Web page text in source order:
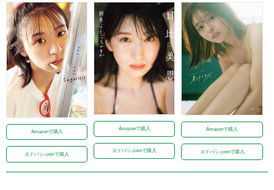
Amazonで購入
ヨドバシ.comで購入
Amazonで購入
ヨドバシ.comで購入
Amazonで購入
ヨドバシ.comで購入